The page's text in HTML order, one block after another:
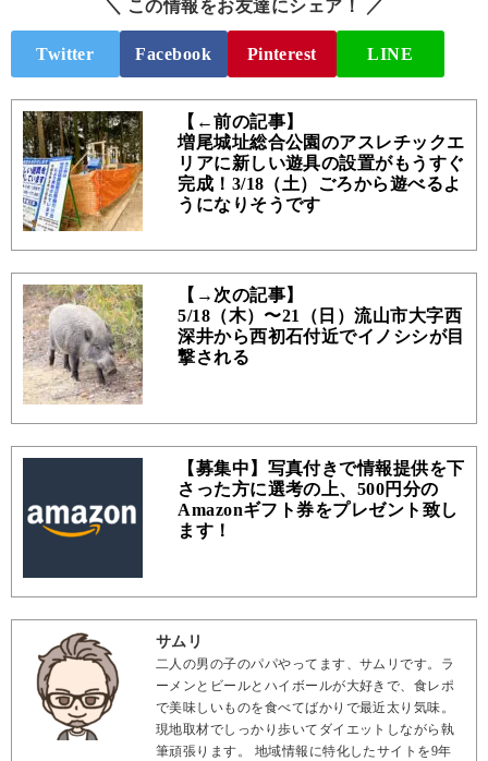
＼ この情報をお友達にシェア！ ／
Twitter Facebook Pinterest LINE
【←前の記事】
増尾城址総合公園のアスレチックエ
リアに新しい遊具の設置がもうすぐ
完成！3/18（土）ごろから遊べるよ
うになりそうです
【→次の記事】
5/18（木）〜21（日）流山市大字西
深井から西初石付近でイノシシが目
撃される
【募集中】写真付きで情報提供を下
さった方に選考の上、500円分の
Amazonギフト券をプレゼント致し
ます！
サムリ
二人の男の子のパパやってます、サムリです。ラ
ーメンとビールとハイボールが大好きで、食レポ
で美味しいものを食べてばかりで最近太り気味。
現地取材でしっかり歩いてダイエットしながら執
筆頑張ります。 地域情報に特化したサイトを9年